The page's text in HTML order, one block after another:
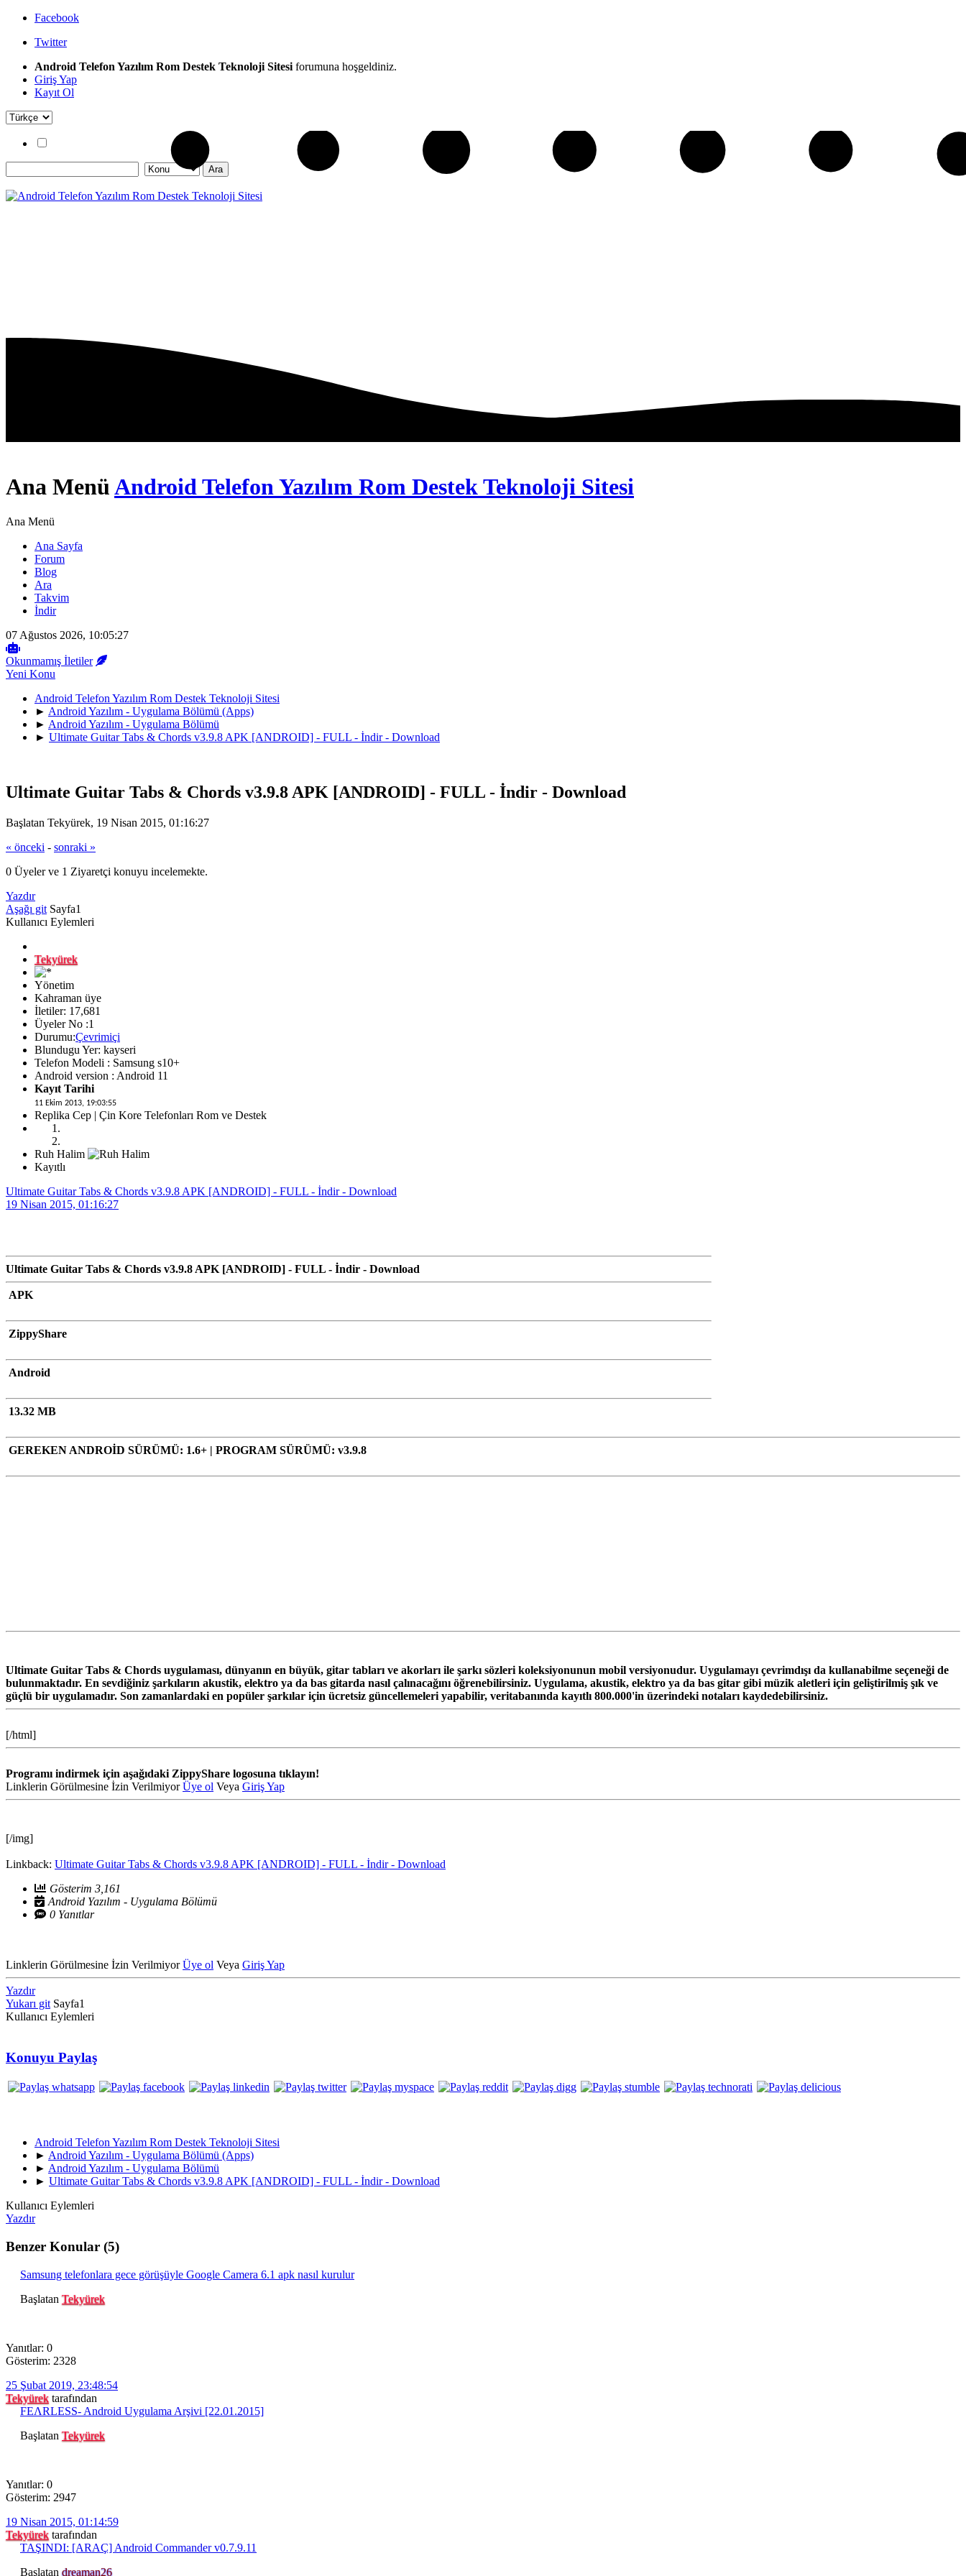
Facebook
Twitter
Android Telefon Yazılım Rom Destek Teknoloji Sitesi forumuna hoşgeldiniz.
Giriş Yap
Kayıt Ol
Ana MenüAndroid Telefon Yazılım Rom Destek Teknoloji Sitesi
Ana Menü
Ana Sayfa
Forum
Blog
Ara
Takvim
İndir
07 Ağustos 2026, 10:05:27
Okunmamış İletiler
Yeni Konu
Android Telefon Yazılım Rom Destek Teknoloji Sitesi
► Android Yazılım - Uygulama Bölümü (Apps)
► Android Yazılım - Uygulama Bölümü
► Ultimate Guitar Tabs & Chords v3.9.8 APK [ANDROID] - FULL - İndir - Download
Ultimate Guitar Tabs & Chords v3.9.8 APK [ANDROID] - FULL - İndir - Download
Başlatan Tekyürek, 19 Nisan 2015, 01:16:27
« önceki - sonraki »
0 Üyeler ve 1 Ziyaretçi konuyu incelemekte.
Yazdır
Aşağı git Sayfa1
Kullanıcı Eylemleri
Tekyürek
Yönetim
Kahraman üye
İletiler: 17,681
Üyeler No :1
Durumu:Çevrimiçi
Blundugu Yer: kayseri
Telefon Modeli : Samsung s10+
Android version : Android 11
Kayıt Tarihi
11 Ekim 2013, 19:03:55
Replika Cep | Çin Kore Telefonları Rom ve Destek
Ruh Halim
Kayıtlı
Ultimate Guitar Tabs & Chords v3.9.8 APK [ANDROID] - FULL - İndir - Download
19 Nisan 2015, 01:16:27
Ultimate Guitar Tabs & Chords v3.9.8 APK [ANDROID] - FULL - İndir - Download
APK
ZippyShare
Android
13.32 MB
GEREKEN ANDROİD SÜRÜMÜ: 1.6+ | PROGRAM SÜRÜMÜ: v3.9.8
Ultimate Guitar Tabs & Chords uygulaması, dünyanın en büyük, gitar tabları ve akorları ile şarkı sözleri koleksiyonunun mobil versiyonudur. Uygulamayı çevrimdışı da kullanabilme seçeneği de
bulunmaktadır. En sevdiğiniz şarkıların akustik, elektro ya da bas gitarda nasıl çalınacağını öğrenebilirsiniz. Uygulama, akustik, elektro ya da bas gitar gibi müzik aletleri için geliştirilmiş şık ve
güçlü bir uygulamadır. Son zamanlardaki en popüler şarkılar için ücretsiz güncellemeleri yapabilir, veritabanında kayıtlı 800.000'in üzerindeki notaları kaydedebilirsiniz.
[/html]
Programı indirmek için aşağıdaki ZippyShare logosuna tıklayın!
Linklerin Görülmesine İzin VerilmiyorÜye ol Veya Giriş Yap
[/img]
Linkback: Ultimate Guitar Tabs & Chords v3.9.8 APK [ANDROID] - FULL - İndir - Download
Gösterim 3,161
Android Yazılım - Uygulama Bölümü
0 Yanıtlar
Linklerin Görülmesine İzin VerilmiyorÜye ol Veya Giriş Yap
Yazdır
Yukarı git Sayfa1
Kullanıcı Eylemleri
Konuyu Paylaş
Android Telefon Yazılım Rom Destek Teknoloji Sitesi
► Android Yazılım - Uygulama Bölümü (Apps)
► Android Yazılım - Uygulama Bölümü
► Ultimate Guitar Tabs & Chords v3.9.8 APK [ANDROID] - FULL - İndir - Download
Kullanıcı Eylemleri
Yazdır
Benzer Konular (5)
Samsung telefonlara gece görüşüyle Google Camera 6.1 apk nasıl kurulur
BaşlatanTekyürek
Yanıtlar: 0
Gösterim: 2328
25 Şubat 2019, 23:48:54
Tekyürek tarafından
FEΛRLESS- Android Uygulama Arşivi [22.01.2015]
BaşlatanTekyürek
Yanıtlar: 0
Gösterim: 2947
19 Nisan 2015, 01:14:59
Tekyürek tarafından
TAŞINDI: [ARAÇ] Android Commander v0.7.9.11
Başlatandreaman26